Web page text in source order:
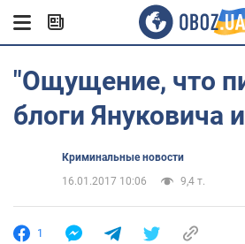
"Ощущение, что
блоги Януковича
Криминальные новости
16.01.2017 10:06
9,4 т.
1